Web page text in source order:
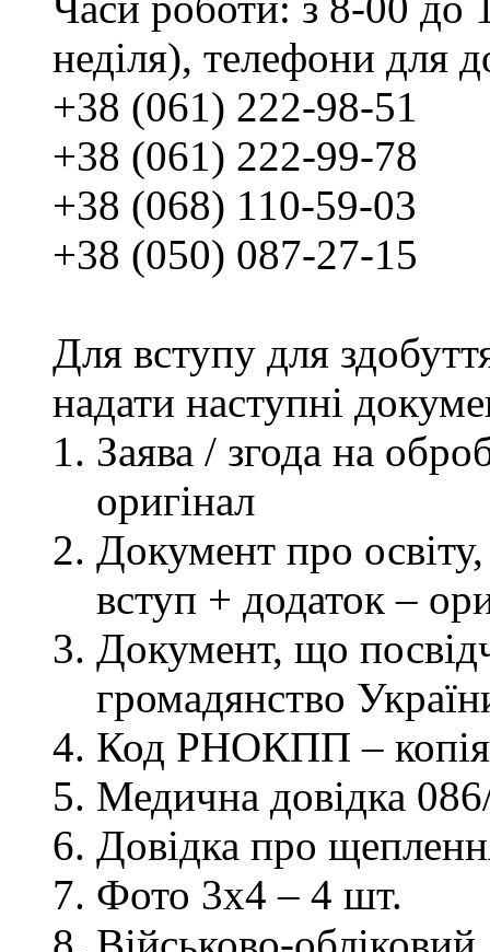
неділя), телефони для
+38 (061) 222-98-51
+38 (061) 222-99-78
+38 (068) 110-59-03
+38 (050) 087-27-15
Для вступу для
надати наступні
Заява / згода на
оригінал
Документ про освіту,
вступ + додаток –
Документ, що
громадянство
Код РНОКПП – копія
Медична довідка
Довідка про
Фото 3х4 – 4 шт.